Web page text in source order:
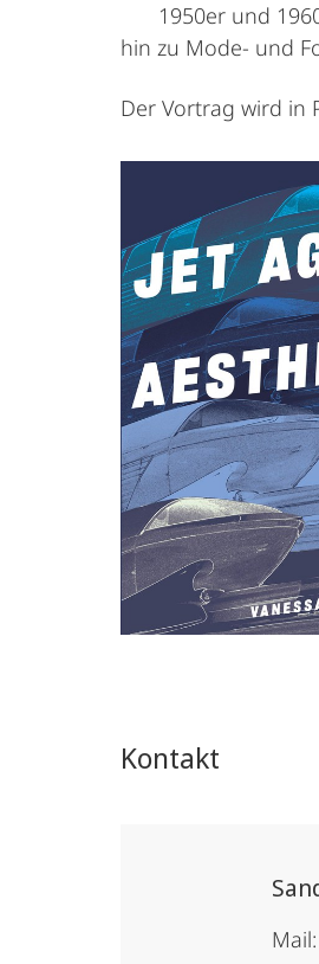
1950er und
hin zu Mode- und
Der Vortrag wird in
Kontakt
Mail: